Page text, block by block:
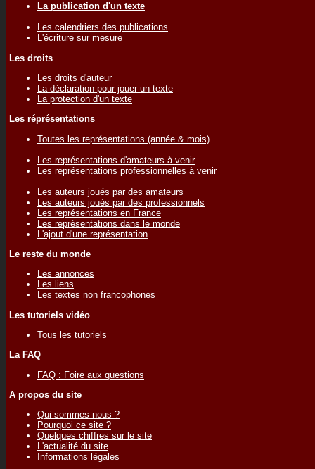
La publication d'un texte
Les calendriers des publications
L'écriture sur mesure
Les droits
Les droits d'auteur
La déclaration pour jouer un texte
La protection d'un texte
Les réprésentations
Toutes les représentations (année & mois)
Les représentations d'amateurs à venir
Les représentations professionnelles à venir
Les auteurs joués par des amateurs
Les auteurs joués par des professionnels
Les représentations en France
Les représentations dans le monde
L'ajout d'une représentation
Le reste du monde
Les annonces
Les liens
Les textes non francophones
Les tutoriels vidéo
Tous les tutoriels
La FAQ
FAQ : Foire aux questions
A propos du site
Qui sommes nous ?
Pourquoi ce site ?
Quelques chiffres sur le site
L'actualité du site
Informations légales